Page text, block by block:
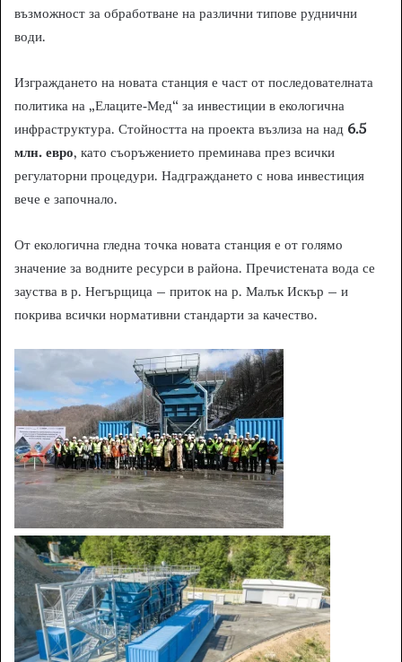
възможност за обработване на различни типове руднични
води.
Изграждането на новата станция е част от последователната
политика на „Елаците‑Мед“ за инвестиции в екологична
инфраструктура. Стойността на проекта възлиза на над 6.5
млн. евро, като съоръжението преминава през всички
регулаторни процедури. Надграждането с нова инвестиция
вече е започнало.
От екологична гледна точка новата станция е от голямо
значение за водните ресурси в района. Пречистената вода се
зауства в р. Негърщица – приток на р. Малък Искър – и
покрива всички нормативни стандарти за качество.